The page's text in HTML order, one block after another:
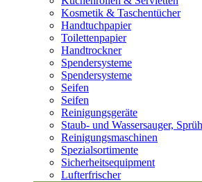
Kosmetik & Taschentücher
Handtuchpapier
Toilettenpapier
Handtrockner
Spendersysteme
Spendersysteme
Seifen
Seifen
Reinigungsgeräte
Staub- und Wassersauger,
Reinigungsmaschinen
Spezialsortimente
Sicherheitsequipment
Lufterfrischer